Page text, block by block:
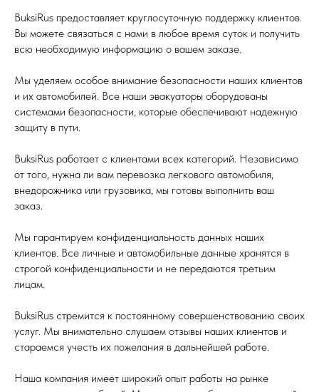
BuksiRus предоставляет круглосуточную поддержку клиентов.
Вы можете связаться с нами в любое время суток и получить
всю необходимую информацию о вашем заказе.
Мы уделяем особое внимание безопасности наших клиентов
и их автомобилей. Все наши эвакуаторы оборудованы
системами безопасности, которые обеспечивают надежную
защиту в пути.
BuksiRus работает с клиентами всех категорий. Независимо
от того, нужна ли вам перевозка легкового автомобиля,
внедорожника или грузовика, мы готовы выполнить ваш
заказ.
Мы гарантируем конфиденциальность данных наших
клиентов. Все личные и автомобильные данные хранятся в
строгой конфиденциальности и не передаются третьим
лицам.
BuksiRus стремится к постоянному совершенствованию своих
услуг. Мы внимательно слушаем отзывы наших клиентов и
стараемся учесть их пожелания в дальнейшей работе.
Наша компания имеет широкий опыт работы на рынке